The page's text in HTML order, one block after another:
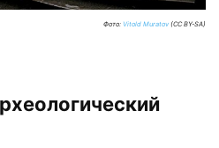
Фото: Vitold Muratov (CC BY-SA)